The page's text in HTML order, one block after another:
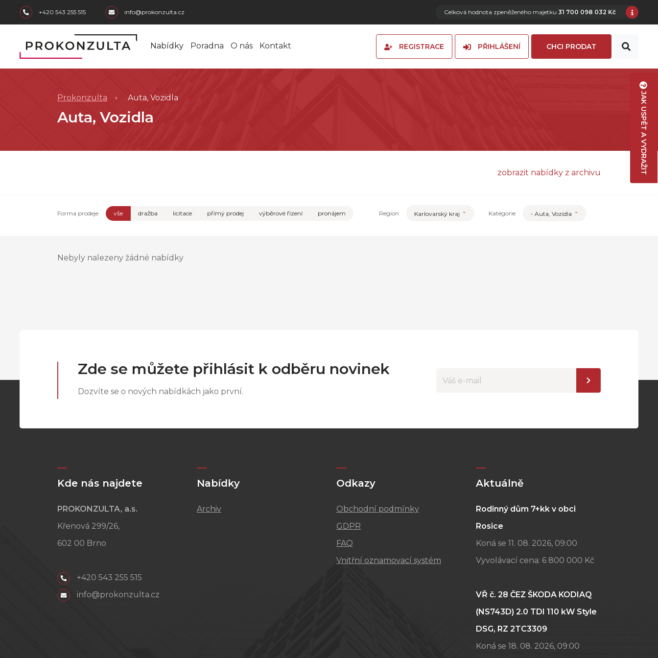
skip to main content
+420 543 255 515 info@prokonzulta.cz Celková hodnota zpeněženého majetku 31 700 098 032 Kč
Nabídky Poradna O nás Kontakt REGISTRACE PŘIHLÁŠENÍ CHCI PRODAT
Prokonzulta Auta, Vozidla
Auta, Vozidla
zobrazit nabídky z archivu
Forma prodeje vše dražba licitace přímý prodej výběrové řízení pronájem Region Karlovarský kraj Kategorie - Auta, Vozidla
Nebyly nalezeny žádné nabídky
JAK USPĚT A VYDRAŽIT
Zde se můžete přihlásit k odběru novinek
Dozvíte se o nových nabídkách jako první.
Kde nás najdete
PROKONZULTA, a.s.
Křenová 299/26,
602 00 Brno
+420 543 255 515
info@prokonzulta.cz
Nabídky
Archiv
Odkazy
Obchodní podmínky
GDPR
FAQ
Vnitřní oznamovací systém
Aktuálně
Rodinný dům 7+kk v obci
Rosice
Koná se 11. 08. 2026, 09:00
Vyvolávací cena: 6 800 000 Kč
VŘ č. 28 ČEZ ŠKODA KODIAQ
(NS743D) 2.0 TDI 110 kW Style
DSG, RZ 2TC3309
Koná se 18. 08. 2026, 09:00